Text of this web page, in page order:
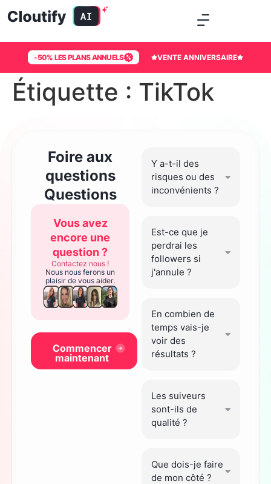
-50% LES PLANS ANNUELS VENTE ANNIVERSAIRE
Étiquette : TikTok
Foire aux
questions
Questions
Commencer
maintenant
Vous avez
encore une
question ?
Contactez nous !
Nous nous ferons un
plaisir de vous aider.
Y a-t-il des
risques ou des
inconvénients ?
Est-ce que je
perdrai les
followers si
j'annule ?
En combien de
temps vais-je
voir des
résultats ?
Les suiveurs
sont-ils de
qualité ?
Que dois-je faire
de mon côté ?